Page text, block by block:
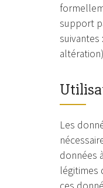
support
Les
données
légitimes